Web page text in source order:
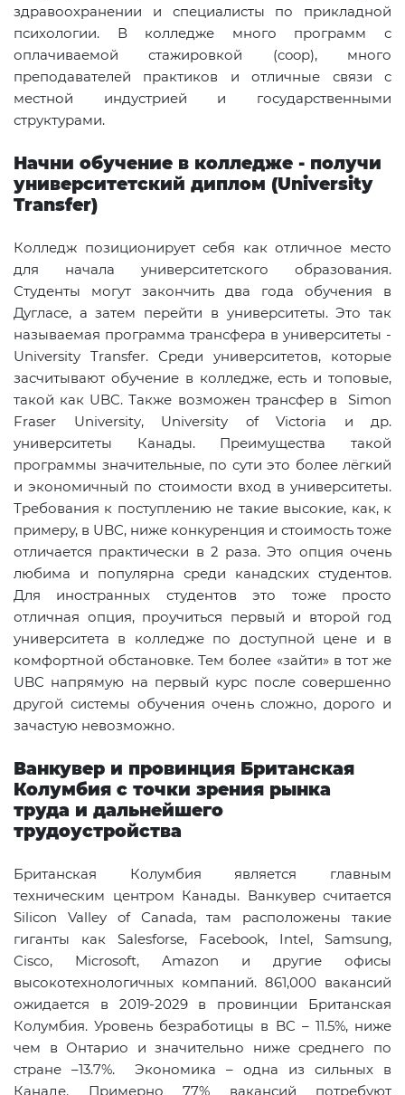
здравоохранении и специалисты по прикладной
психологии. В колледже много программ с
оплачиваемой стажировкой (coop), много
преподавателей практиков и отличные связи с
местной индустрией и государственными
структурами.
Начни обучение в колледже - получи
университетский диплом (University
Transfer)
Колледж позиционирует себя как отличное место
для начала университетского образования.
Студенты могут закончить два года обучения в
Дугласе, а затем перейти в университеты. Это так
называемая программа трансфера в университеты -
University Transfer. Среди университетов, которые
засчитывают обучение в колледже, есть и топовые,
такой как UBC. Также возможен трансфер в Simon
Fraser
University, University of Victoria и др.
университеты Канады. Преимущества такой
программы значительные, по сути это более лёгкий
и экономичный по стоимости вход в университеты.
Требования к поступлению не такие высокие, как, к
примеру, в UBC, ниже конкуренция и стоимость тоже
отличается практически в 2 раза. Это опция очень
любима и популярна среди канадских студентов.
Для иностранных студентов это тоже просто
отличная опция, проучиться первый и второй год
университета в колледже по доступной цене и в
комфортной обстановке. Тем более «зайти» в тот же
UBC напрямую на первый курс после совершенно
другой системы обучения очень сложно, дорого и
зачастую невозможно.
Ванкувер и провинция Британская
Колумбия с точки зрения рынка
труда и дальнейшего
трудоустройства
Британская Колумбия является главным
техническим центром Канады. Ванкувер считается
Silicon Valley of Canada, там расположены такие
гиганты как Salesforse, Facebook, Intel, Samsung,
Ciscо, Microsoft, Amazon и другие офисы
высокотехнологичных компаний. 861,000 вакансий
ожидается в 2019-2029 в провинции Британская
Колумбия. Уровень безработицы в BC – 11.5%, ниже
чем в Онтарио и значительно ниже среднего по
стране –13.7%. Экономика – одна из сильных в
Канаде. Примерно 77% вакансий потребуют